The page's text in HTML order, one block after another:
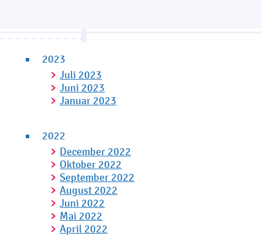
2023
Juli 2023
Juni 2023
Januar 2023
2022
December 2022
Oktober 2022
September 2022
August 2022
Juni 2022
Mai 2022
April 2022